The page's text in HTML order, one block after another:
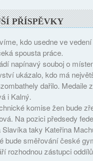
PŘÍSPĚVKY
kdo usedne ve
spousta práce.
napínavý souboj o
ukázalo, kdo má
dařilo. Medaile
i Kalný.
komise žen bude
Na pozici předsedy
taky Kateřina
bude směřování české
rozhodnou zástupci